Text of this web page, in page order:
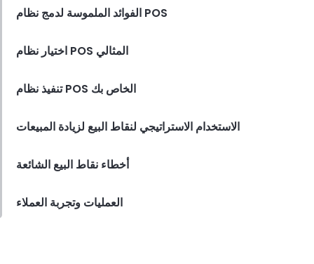
الفوائد الملموسة لدمج نظام POS
اختيار نظام POS المثالي
تنفيذ نظام POS الخاص بك
الاستخدام الاستراتيجي لنقاط البيع لزيادة المبيعات
أخطاء نقاط البيع الشائعة
العمليات وتجربة العملاء